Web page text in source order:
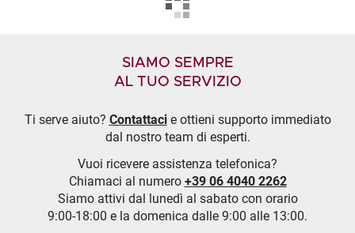
SIAMO SEMPRE
AL TUO SERVIZIO
Ti serve aiuto? Contattacie ottieni supporto immediato
dal nostro team di esperti.
Vuoi ricevere assistenza telefonica?
Chiamaci al numero +39 06 4040 2262
Siamo attivi dal lunedì al sabato con orario
9:00-18:00 e la domenica dalle 9:00 alle 13:00.